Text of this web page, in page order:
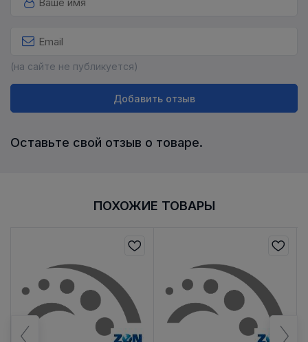
(на сайте не публикуется)
Добавить отзыв
Оставьте свой отзыв о товаре.
ПОХОЖИЕ ТОВАРЫ